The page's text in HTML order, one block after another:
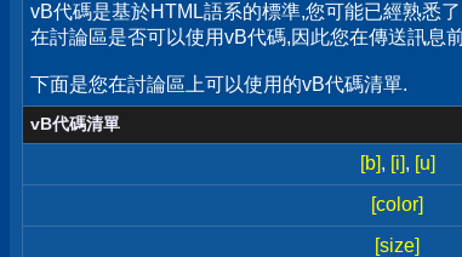
vB代碼是基於HTML語系的標準,您可能已經熟悉
在討論區是否可以使用vB代碼,因此您在傳送訊息
下面是您在討論區上可以使用的vB代碼清單.
vB代碼清單
[b], [i], [u]
[color]
[size]